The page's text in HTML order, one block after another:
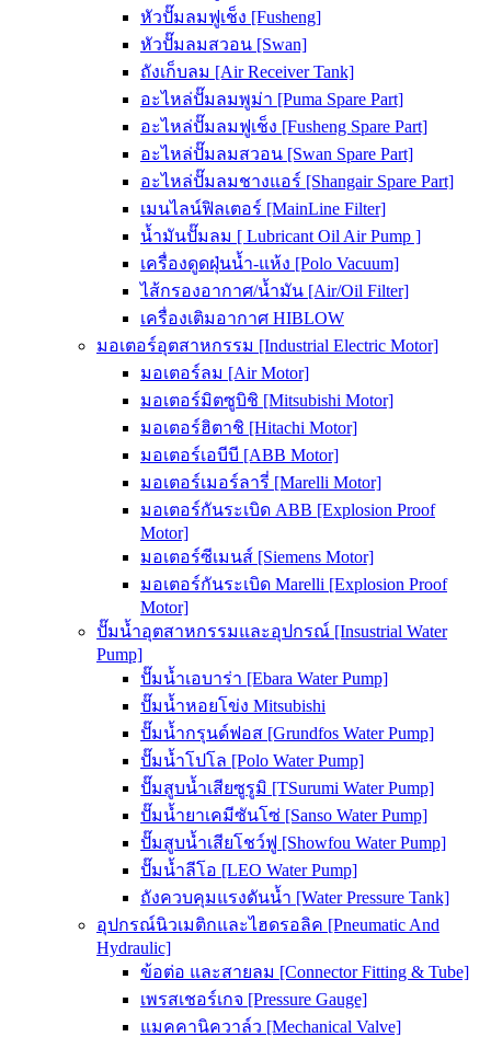
หัวปั๊มลมฟูเช็ง [Fusheng]
หัวปั๊มลมสวอน [Swan]
ถังเก็บลม [Air Receiver Tank]
อะไหล่ปั๊มลมพูม่า [Puma Spare Part]
อะไหล่ปั๊มลมฟูเช็ง [Fusheng Spare Part]
อะไหล่ปั๊มลมสวอน [Swan Spare Part]
อะไหล่ปั๊มลมชางแอร์ [Shangair Spare Part]
เมนไลน์ฟิลเตอร์ [MainLine Filter]
น้ำมันปั๊มลม [ Lubricant Oil Air Pump ]
เครื่องดูดฝุ่นน้ำ-แห้ง [Polo Vacuum]
ไส้กรองอากาศ/น้ำมัน [Air/Oil Filter]
เครื่องเติมอากาศ HIBLOW
มอเตอร์อุตสาหกรรม [Industrial Electric Motor]
มอเตอร์ลม [Air Motor]
มอเตอร์มิตซูบิชิ [Mitsubishi Motor]
มอเตอร์ฮิตาชิ [Hitachi Motor]
มอเตอร์เอบีบี [ABB Motor]
มอเตอร์เมอร์ลารี่ [Marelli Motor]
มอเตอร์กันระเบิด ABB [Explosion Proof
Motor]
มอเตอร์ซีเมนส์ [Siemens Motor]
มอเตอร์กันระเบิด Marelli [Explosion Proof
Motor]
ปั๊มน้ำอุตสาหกรรมและอุปกรณ์ [Insustrial Water
Pump]
ปั๊มน้ำเอบาร่า [Ebara Water Pump]
ปั๊มน้ำหอยโข่ง Mitsubishi
ปั๊มน้ำกรุนด์ฟอส [Grundfos Water Pump]
ปั๊มน้ำโปโล [Polo Water Pump]
ปั๊มสูบน้ำเสียซูรูมิ [TSurumi Water Pump]
ปั๊มน้ำยาเคมีซันโซ่ [Sanso Water Pump]
ปั๊มสูบน้ำเสียโชว์ฟู [Showfou Water Pump]
ปั๊มน้ำลีโอ [LEO Water Pump]
ถังควบคุมแรงดันน้ำ [Water Pressure Tank]
อุปกรณ์นิวเมติกและไฮดรอลิค [Pneumatic And
Hydraulic]
ข้อต่อ และสายลม [Connector Fitting & Tube]
เพรสเชอร์เกจ [Pressure Gauge]
แมคคานิควาล์ว [Mechanical Valve]